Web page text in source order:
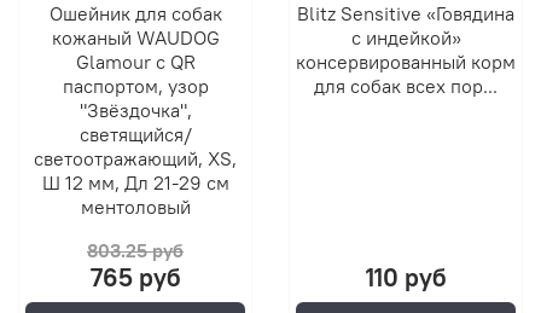
Ошейник для собак
кожаный WAUDOG
Glamour с QR
паспортом, узор
"Звёздочка",
светящийся/
светоотражающий, XS,
Ш 12 мм, Дл 21-29 см
ментоловый
803.25 руб
765 руб
Blitz Sensitive «Говядина
с индейкой»
консервированный корм
для собак всех пор...
110 руб